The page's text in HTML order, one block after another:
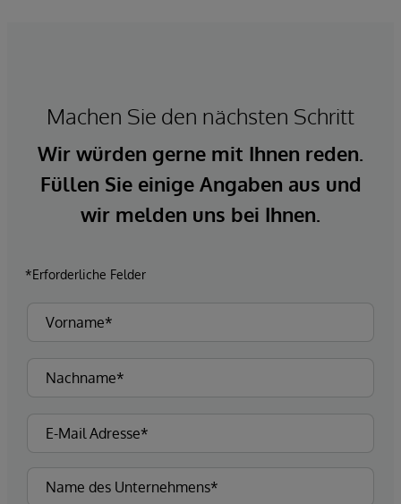
Machen Sie den nächsten Schritt
Wir würden gerne mit Ihnen reden.
Füllen Sie einige Angaben aus und
wir melden uns bei Ihnen.
*Erforderliche Felder